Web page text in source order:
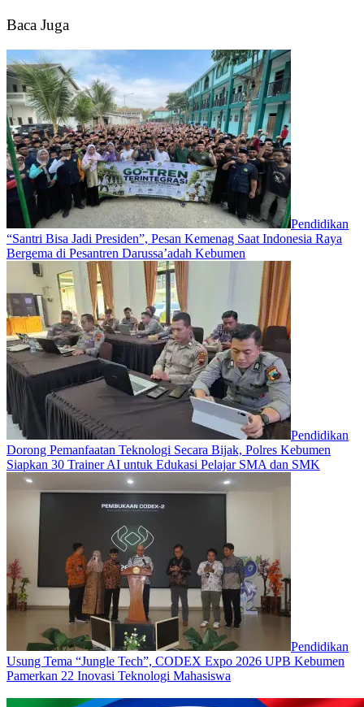
Baca Juga
Pendidikan
“Santri Bisa Jadi Presiden”, Pesan Kemenag Saat Indonesia Raya
Bergema di Pesantren Darussa’adah Kebumen
Pendidikan
Dorong Pemanfaatan Teknologi Secara Bijak, Polres Kebumen
Siapkan 30 Trainer AI untuk Edukasi Pelajar SMA dan SMK
Pendidikan
Usung Tema “Jungle Tech”, CODEX Expo 2026 UPB Kebumen
Pamerkan 22 Inovasi Teknologi Mahasiswa